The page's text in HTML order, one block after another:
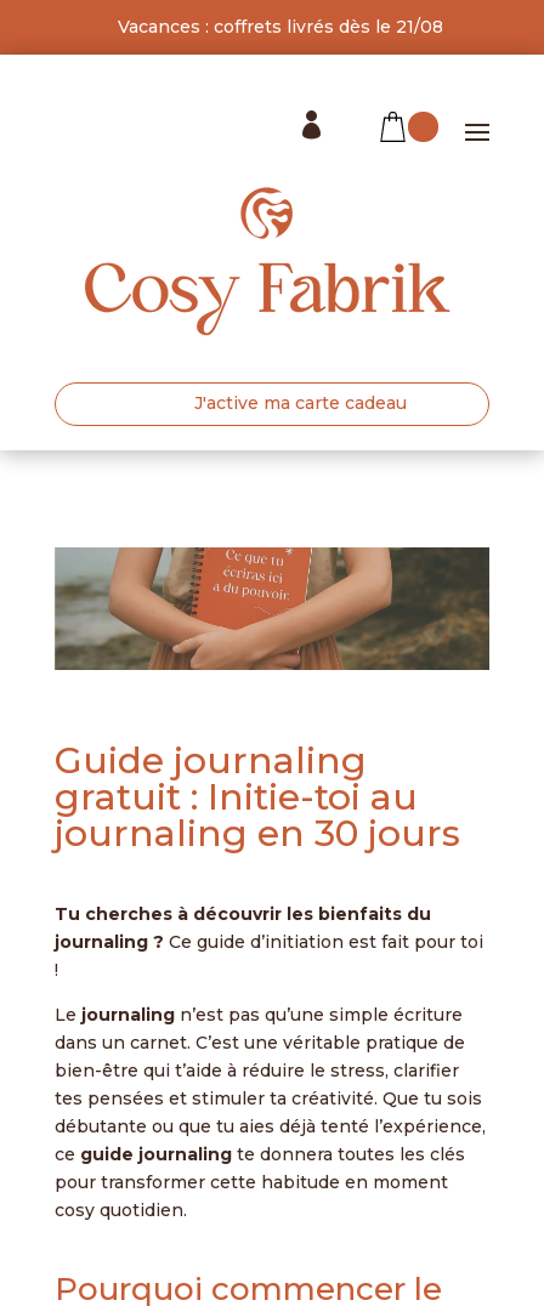
Vacances : coffrets livrés dès le 21/08

J'active ma carte cadeau
Guide journaling
gratuit : Initie-toi au
journaling en 30 jours
Tu cherches à découvrir les bienfaits du
journaling ? Ce guide d’initiation est fait pour toi
!
Le journalingn’est pas qu’une simple écriture
dans un carnet. C’est une véritable pratique de
bien-être qui t’aide à réduire le stress, clarifier
tes pensées et stimuler ta créativité. Que tu sois
débutante ou que tu aies déjà tenté l’expérience,
ce guide journalingte donnera toutes les clés
pour transformer cette habitude en moment
cosy quotidien.
Pourquoi commencer le